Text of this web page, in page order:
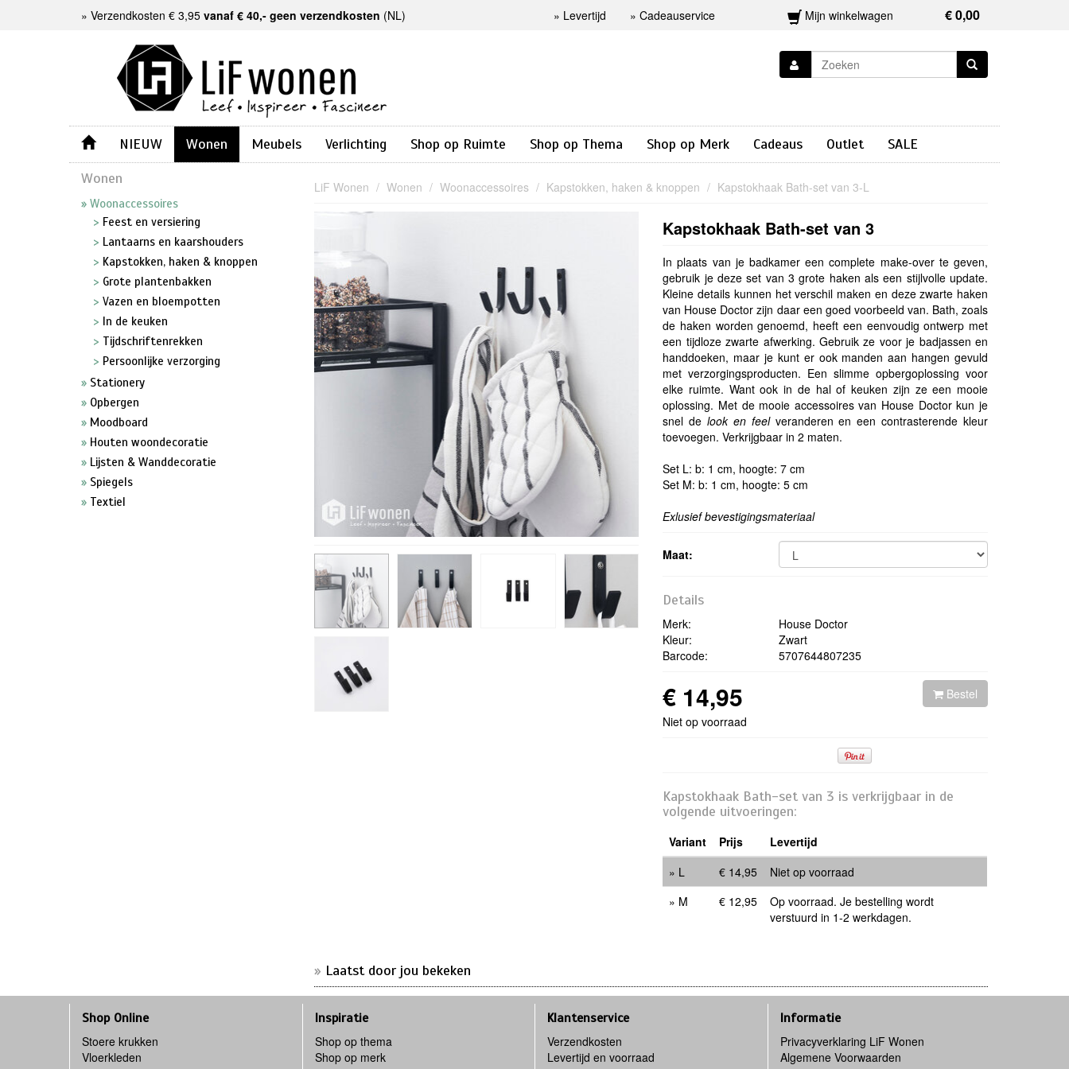
» Verzendkosten € 3,95 vanaf € 40,- geen verzendkosten (NL) » Levertijd » Cadeauservice Mijn winkelwagen € 0,00
NIEUW Wonen Meubels Verlichting Shop op Ruimte Shop op Thema Shop op Merk Cadeaus Outlet SALE
LiF Wonen Wonen Woonaccessoires Kapstokken, haken & knoppen Kapstokhaak Bath-set van 3-L
Kapstokhaak Bath-set van 3
In plaats van je badkamer een complete make-over te geven,
gebruik je deze set van 3 grote haken als een stijlvolle update.
Kleine details kunnen het verschil maken en deze zwarte haken
van House Doctor zijn daar een goed voorbeeld van. Bath, zoals
de haken worden genoemd, heeft een eenvoudig ontwerp met
een tijdloze zwarte afwerking. Gebruik ze voor je badjassen en
handdoeken, maar je kunt er ook manden aan hangen gevuld
met verzorgingsproducten. Een slimme opbergoplossing voor
elke ruimte. Want ook in de hal of keuken zijn ze een mooie
oplossing. Met de mooie accessoires van House Doctor kun je
snel de look en feel veranderen en een contrasterende kleur
toevoegen. Verkrijgbaar in 2 maten.
Set L: b: 1 cm, hoogte: 7 cm
Set M: b: 1 cm, hoogte: 5 cm
Exlusief bevestigingsmateriaal
Maat:
Details
Merk:
House Doctor
Kleur:
Zwart
Barcode:
5707644807235
€ 14,95
Niet op voorraad
Bestel
Kapstokhaak Bath-set van 3 is verkrijgbaar in de
volgende uitvoeringen:
Variant Prijs
Levertijd
L
€ 14,95
Niet op voorraad
M
€ 12,95
Op voorraad. Je bestelling wordt
verstuurd in 1-2 werkdagen.
Laatst door jou bekeken
Wonen
Woonaccessoires
Feest en versiering
Lantaarns en kaarshouders
Kapstokken, haken & knoppen
Grote plantenbakken
Vazen en bloempotten
In de keuken
Tijdschriftenrekken
Persoonlijke verzorging
Stationery
Opbergen
Moodboard
Houten woondecoratie
Lijsten & Wanddecoratie
Spiegels
Textiel
Shop Online
Stoere krukken
Vloerkleden
Inspiratie
Shop op thema
Shop op merk
Klantenservice
Verzendkosten
Levertijd en voorraad
Informatie
Privacyverklaring LiF Wonen
Algemene Voorwaarden